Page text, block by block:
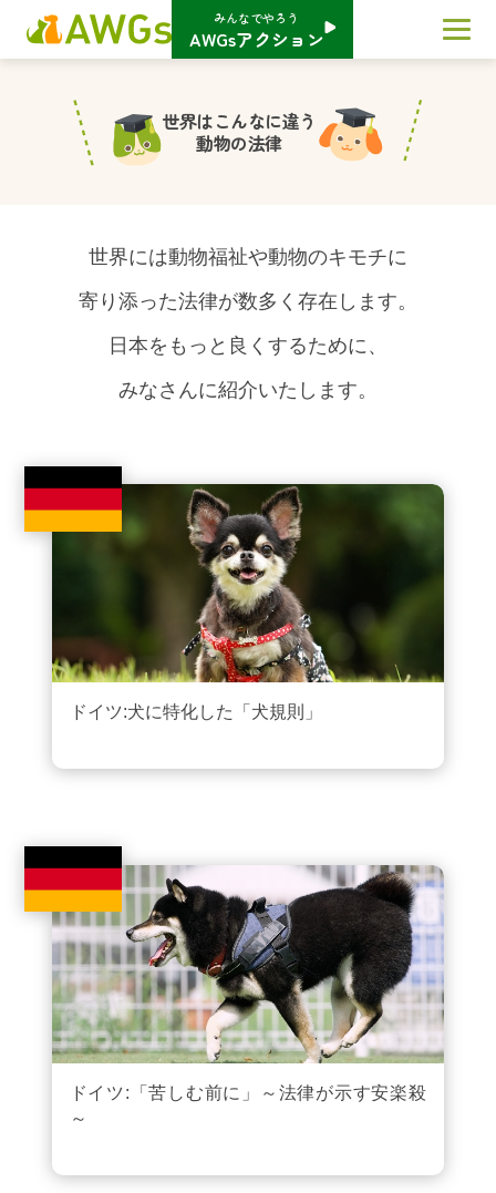
みんなでやろう
AWGsアクション
世界はこんなに違う
動物の法律
世界には動物福祉や動物のキモチに
寄り添った法律が数多く存在します。
日本をもっと良くするために、
みなさんに紹介いたします。
ドイツ:犬に特化した「犬規則」
ドイツ:「苦しむ前に」～法律が示す安楽殺
～